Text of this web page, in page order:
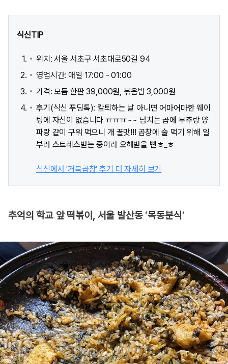
식신TIP
위치: 서울 서초구 서초대로50길 94
영업시간: 매일 17:00 - 01:00
가격: 모듬 한판 39,000원, 볶음밥 3,000원
후기(식신 푸딩톡): 칼퇴하는 날 아니면 어마어마한 웨이
팅에 자신이 없습니다 ㅠㅠㅠ~~ 넘치는 곱에 부추랑 양
파랑 같이 구워 먹으니 개 꿀맛!!! 곱창에 술 먹기 위해 일
부러 스트레스받는 중이라 오해받을 뻔ㅎ_ㅎ
식신에서 '거북곱창' 후기 더 자세히 보기
추억의 학교 앞 떡볶이, 서울 발산동 ‘목동분식’